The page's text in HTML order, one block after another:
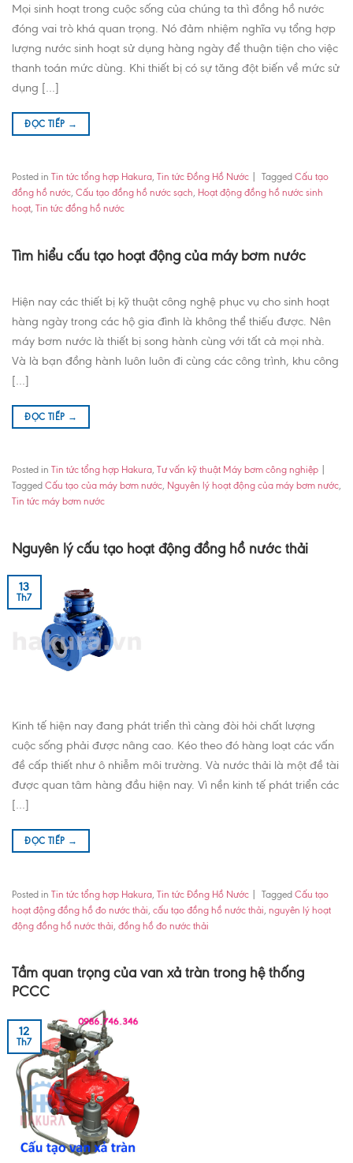
Mọi sinh hoạt trong cuộc sống của chúng ta thì đồng hồ nước
đóng vai trò khá quan trọng. Nó đảm nhiệm nghĩa vụ tổng hợp
lượng nước sinh hoạt sử dụng hàng ngày để thuận tiện cho việc
thanh toán mức dùng. Khi thiết bị có sự tăng đột biến về mức sử
dụng […]
ĐỌC TIẾP →
Posted in Tin tức tổng hợp Hakura, Tin tức Đồng Hồ Nước Tagged Cấu tạo
đồng hồ nước, Cấu tạo đồng hồ nước sạch, Hoạt động đồng hồ nước sinh
hoạt, Tin tức đồng hồ nước
Tìm hiểu cấu tạo hoạt động của máy bơm nước
Hiện nay các thiết bị kỹ thuật công nghệ phục vụ cho sinh hoạt
hàng ngày trong các hộ gia đình là không thể thiếu được. Nên
máy bơm nước là thiết bị song hành cùng với tất cả mọi nhà.
Và là bạn đồng hành luôn luôn đi cùng các công trình, khu công
[…]
ĐỌC TIẾP →
Posted in Tin tức tổng hợp Hakura, Tư vấn kỹ thuật Máy bơm công nghiệp
Tagged Cấu tạo của máy bơm nước, Nguyên lý hoạt động của máy bơm nước,
Tin tức máy bơm nước
Nguyên lý cấu tạo hoạt động đồng hồ nước thải
13
Th7
Kinh tế hiện nay đang phát triển thì càng đòi hỏi chất lượng
cuộc sống phải được nâng cao. Kéo theo đó hàng loạt các vấn
đề cấp thiết như ô nhiễm môi trường. Và nước thải là một đề tài
được quan tâm hàng đầu hiện nay. Vì nền kinh tế phát triển các
[…]
ĐỌC TIẾP →
Posted in Tin tức tổng hợp Hakura Tin tức Đồng Hồ Nước Tagged Cấu tạo
hoạt động đồng hồ đo nước thải cấu tạo đồng hồ nước thải nguyên lý hoạt
động đồng hồ nước thải đồng hồ đo nước thải
Tầm quan trọng của van xả tràn trong hệ thống
PCCC
12
Th7